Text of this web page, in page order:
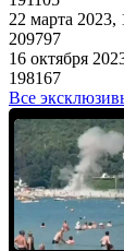
22 марта 2023,
209797
16 октября
198167
Все